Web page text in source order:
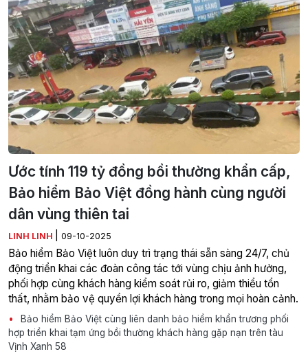
Ước tính 119 tỷ đồng bồi thường khẩn cấp,
Bảo hiểm Bảo Việt đồng hành cùng người
dân vùng thiên tai
LINH LINH 09-10-2025
Bảo hiểm Bảo Việt luôn duy trì trạng thái sẵn sàng 24/7, chủ
động triển khai các đoàn công tác tới vùng chịu ảnh hưởng,
phối hợp cùng khách hàng kiểm soát rủi ro, giảm thiểu tổn
thất, nhằm bảo vệ quyền lợi khách hàng trong mọi hoàn cảnh.
Bảo hiểm Bảo Việt cùng liên danh bảo hiểm khẩn trương phối
hợp triển khai tạm ứng bồi thường khách hàng gặp nạn trên tàu
Vịnh Xanh 58